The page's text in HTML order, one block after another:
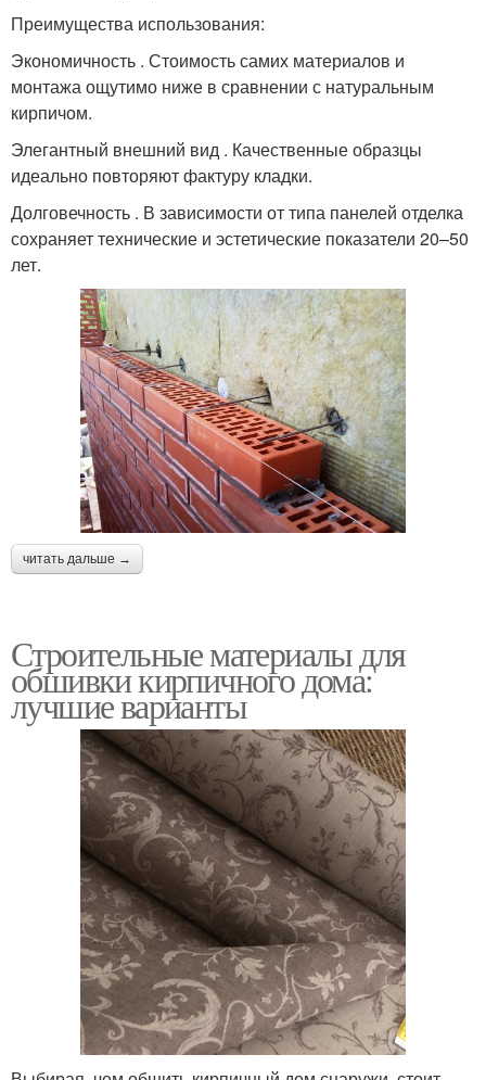
Преимущества использования:
Экономичность . Стоимость самих материалов и
монтажа ощутимо ниже в сравнении с натуральным
кирпичом.
Элегантный внешний вид . Качественные образцы
идеально повторяют фактуру кладки.
Долговечность . В зависимости от типа панелей отделка
сохраняет технические и эстетические показатели 20–50
лет.
читать дальше →
Строительные материалы для
обшивки кирпичного дома:
лучшие варианты